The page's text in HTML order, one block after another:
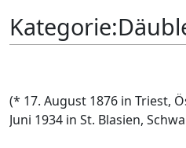
Kategorie:
(* 17. August 1876 in Triest,
Juni 1934 in St. Blasien,